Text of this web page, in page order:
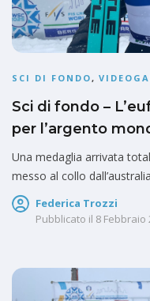
SCI DI FONDO,
Sci di fondo –
per l’argento
Una medaglia arrivata
messo al collo
Federica Trozzi
Pubblicato il 8 Febbraio